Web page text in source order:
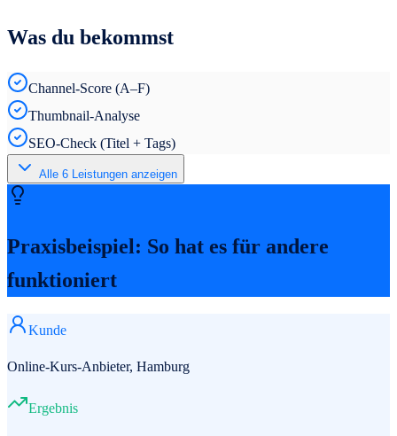
Was du bekommst
Channel-Score (A–F)
Thumbnail-Analyse
SEO-Check (Titel + Tags)
Alle 6 Leistungen anzeigen
Praxisbeispiel: So hat es für andere
funktioniert
Kunde
Online-Kurs-Anbieter, Hamburg
Ergebnis